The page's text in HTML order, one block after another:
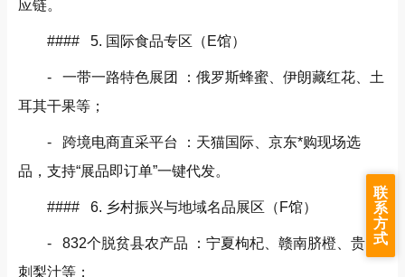
应链。
#### 5. 国际食品专区（E馆）
- 一带一路特色展团 ：俄罗斯蜂蜜、伊朗藏红花、土
耳其干果等；
- 跨境电商直采平台 ：天猫国际、京东*购现场选
品，支持“展品即订单”一键代发。
#### 6. 乡村振兴与地域名品展区（F馆）
- 832个脱贫县农产品 ：宁夏枸杞、赣南脐橙、贵州
刺梨汁等；
联
系
方
式